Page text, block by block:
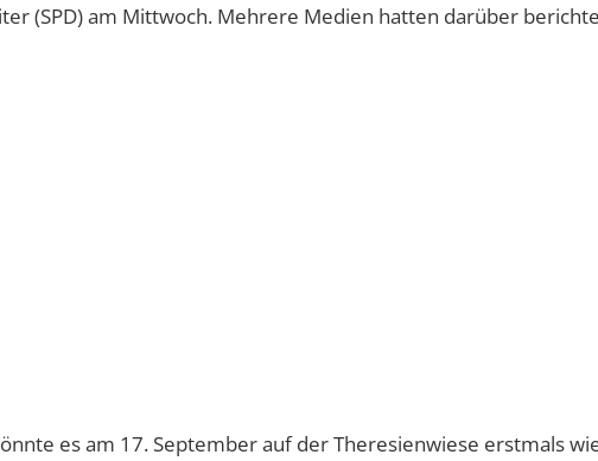
(SPD) am Mittwoch. Mehrere Medien hatten darüber
es am 17. September auf der Theresienwiese erstmals